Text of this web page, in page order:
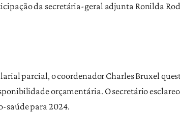
da secretária-geral adjunta Ronilda
parcial, o coordenador Charles Bruxel
orçamentária. O secretário
saúde para 2024.